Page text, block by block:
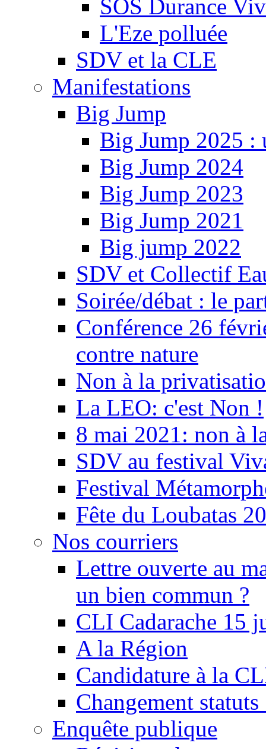
SOS Durance
L'Eze polluée
SDV et la CLE
Manifestations
Big Jump
Big Jump 2025 :
Big Jump 2024
Big Jump 2023
Big Jump 2021
Big jump 2022
SDV et Collectif
Soirée/débat : le
Conférence 26
contre nature
Non à la
La LEO: c'est Non !
8 mai 2021: non à
SDV au festival
Festival
Fête du Loubatas
Nos courriers
Lettre ouverte au
un bien commun ?
CLI Cadarache 15
A la Région
Candidature à la
Changement
Enquête publique